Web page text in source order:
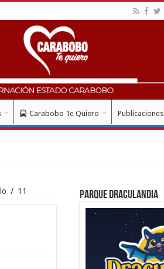
Carabobo Te Quiero Publicaciones
/ 11 Parque Draculandia